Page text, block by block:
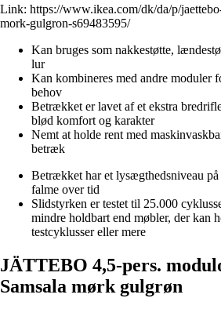
Link: https://www.ikea.com/dk/da/p/
mork-gulgron-s69483595/
Kan bruges som nakkestøtte,
lur
Kan kombineres med andre moduler
behov
Betrækket er lavet af et ekstra
blød komfort og karakter
Nemt at holde rent med
betræk
Betrækket har et lysægthedsniveau
falme over tid
Slidstyrken er testet til 25.000
mindre holdbart end møbler, der kan
testcyklusser eller mere
JÄTTEBO 4,5-pers.
Samsala mørk gulgrøn